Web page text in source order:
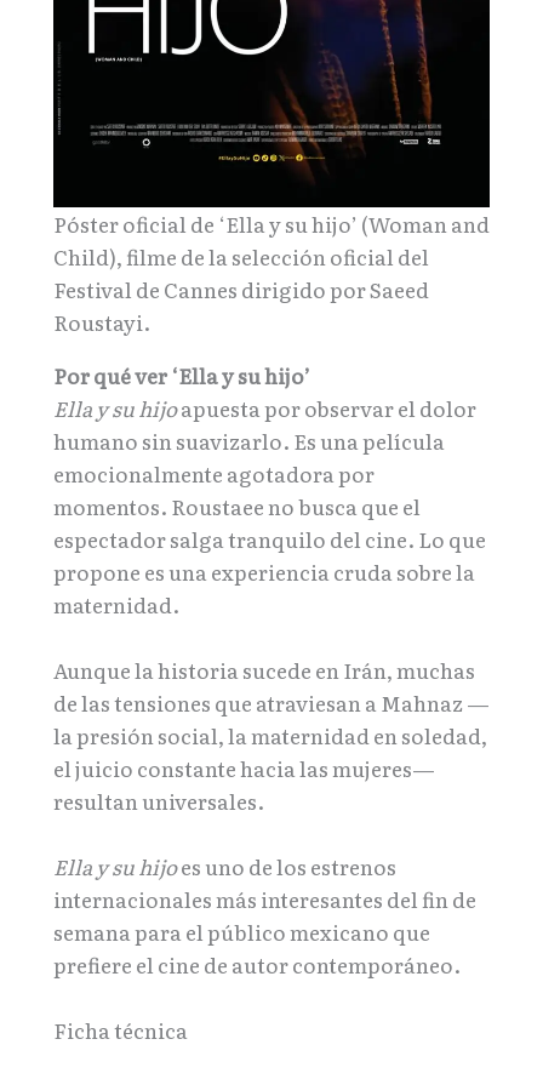
Póster oficial de ‘Ella y su hijo’ (Woman and
Child), filme de la selección oficial del
Festival de Cannes dirigido por Saeed
Roustayi.
Por qué ver ‘Ella y su hijo’
Ella y su hijoapuesta por observar el dolor
humano sin suavizarlo. Es una película
emocionalmente agotadora por
momentos. Roustaee no busca que el
espectador salga tranquilo del cine. Lo que
propone es una experiencia cruda sobre la
maternidad.
Aunque la historia sucede en Irán, muchas
de las tensiones que atraviesan a Mahnaz —
la presión social, la maternidad en soledad,
el juicio constante hacia las mujeres—
resultan universales.
Ella y su hijoes uno de los estrenos
internacionales más interesantes del fin de
semana para el público mexicano que
prefiere el cine de autor contemporáneo.
Ficha técnica